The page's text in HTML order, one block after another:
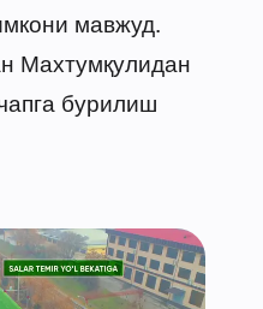
мавжуд.
Махтумқулидан
бурилиш